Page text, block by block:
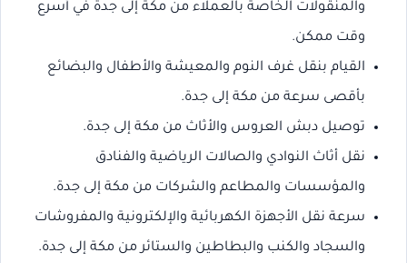
والمنقولات الخاصة بالعملاء من مكة إلى جدة في أسرع
وقت ممكن.
القيام بنقل غرف النوم والمعيشة والأطفال والبضائع
بأقصى سرعة من مكة إلى جدة.
توصيل دبش العروس والأثاث من مكة إلى جدة.
نقل أثاث النوادي والصالات الرياضية والفنادق
والمؤسسات والمطاعم والشركات من مكة إلى جدة.
سرعة نقل الأجهزة الكهربائية والإلكترونية والمفروشات
والسجاد والكنب والبطاطين والستائر من مكة إلى جدة.